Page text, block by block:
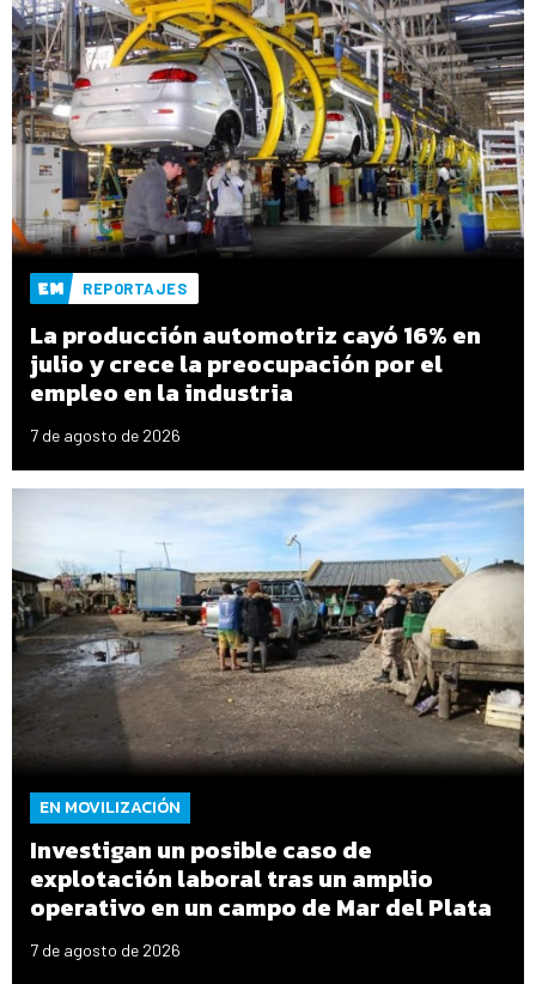
REPORTAJES
La producción automotriz cayó 16% en
julio y crece la preocupación por el
empleo en la industria
7 de agosto de 2026
EN MOVILIZACIÓN
Investigan un posible caso de
explotación laboral tras un amplio
operativo en un campo de Mar del Plata
7 de agosto de 2026